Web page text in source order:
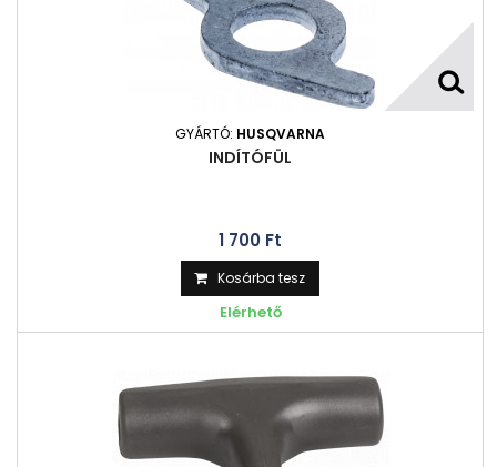
GYÁRTÓ: HUSQVARNA
INDÍTÓFÜL
1 700 Ft‎
Kosárba tesz
Elérhető